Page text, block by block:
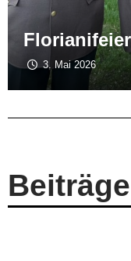
3. Mai 2026